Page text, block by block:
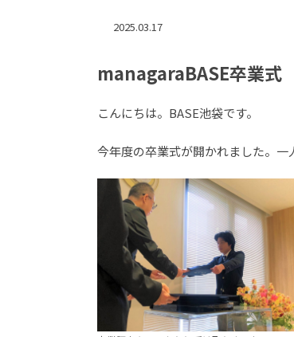
2025.03.17
managaraBASE卒業式
こんにちは。BASE池袋です。
今年度の卒業式が開かれました。